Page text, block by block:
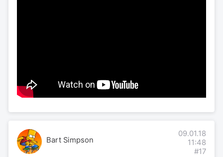
Bart Simpson
09.01.18
11:48
#17